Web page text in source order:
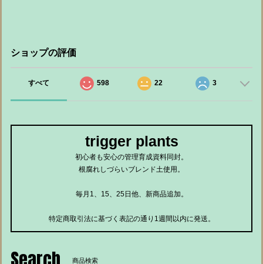
ショップの評価
すべて 598 22 3
trigger plants
初心者も安心の管理育成資料同封。
根腐れしづらいブレンド土使用。
毎月1、15、25日他、新商品追加。
特定商取引法に基づく表記の通り1週間以内に発送。
商品検索